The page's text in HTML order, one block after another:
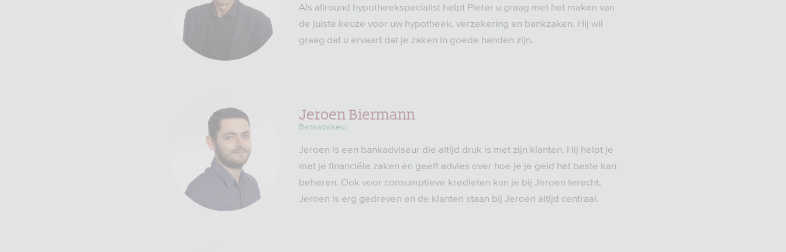
Als allround hypotheekspecialist helpt Pieter u graag met het maken van
de juiste keuze voor uw hypotheek, verzekering en bankzaken. Hij wil
graag dat u ervaart dat je zaken in goede handen zijn.
Jeroen Biermann
Bankadviseur
Jeroen is een bankadviseur die altijd druk is met zijn klanten. Hij helpt je
met je financiële zaken en geeft advies over hoe je je geld het beste kan
beheren. Ook voor consumptieve kredieten kan je bij Jeroen terecht.
Jeroen is erg gedreven en de klanten staan bij Jeroen altijd centraal.